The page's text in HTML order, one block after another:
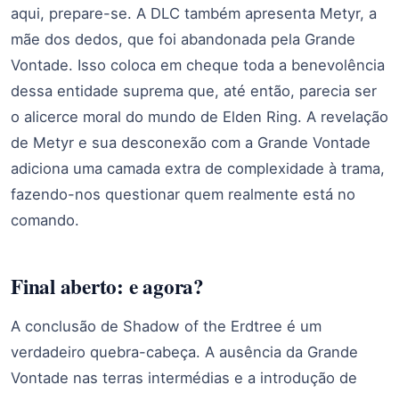
aqui, prepare-se. A DLC também apresenta Metyr, a
mãe dos dedos, que foi abandonada pela Grande
Vontade. Isso coloca em cheque toda a benevolência
dessa entidade suprema que, até então, parecia ser
o alicerce moral do mundo de Elden Ring. A revelação
de Metyr e sua desconexão com a Grande Vontade
adiciona uma camada extra de complexidade à trama,
fazendo-nos questionar quem realmente está no
comando.
Final aberto: e agora?
A conclusão de Shadow of the Erdtree é um
verdadeiro quebra-cabeça. A ausência da Grande
Vontade nas terras intermédias e a introdução de